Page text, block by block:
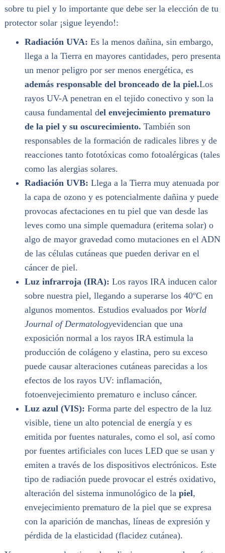
sobre tu piel y lo importante que debe ser la elección de tu
protector solar ¡sigue leyendo!:
Radiación UVA: Es la menos dañina, sin embargo,
llega a la Tierra en mayores cantidades, pero presenta
un menor peligro por ser menos energética, es
además responsable del bronceado de la piel.Los
rayos UV-A penetran en el tejido conectivo y son la
causa fundamental del envejecimiento prematuro
de la piel y su oscurecimiento. También son
responsables de la formación de radicales libres y de
reacciones tanto fototóxicas como fotoalérgicas (tales
como las alergias solares.
Radiación UVB: Llega a la Tierra muy atenuada por
la capa de ozono y es potencialmente dañina y puede
provocas afectaciones en tu piel que van desde las
leves como una simple quemadura (eritema solar) o
algo de mayor gravedad como mutaciones en el ADN
de las células cutáneas que pueden derivar en el
cáncer de piel.
Luz infrarroja (IRA): Los rayos IRA inducen calor
sobre nuestra piel, llegando a superarse los 40ºC en
algunos momentos. Estudios evaluados por World
Journal of Dermatologyevidencian que una
exposición normal a los rayos IRA estimula la
producción de colágeno y elastina, pero su exceso
puede causar alteraciones cutáneas parecidas a los
efectos de los rayos UV: inflamación,
fotoenvejecimiento prematuro e incluso cáncer.
Luz azul (VIS): Forma parte del espectro de la luz
visible, tiene un alto potencial de energía y es
emitida por fuentes naturales, como el sol, así como
por fuentes artificiales con luces LED que se usan y
emiten a través de los dispositivos electrónicos. Este
tipo de radiación puede provocar el estrés oxidativo,
alteración del sistema inmunológico de la piel,
envejecimiento prematuro de la piel que se expresa
con la aparición de manchas, líneas de expresión y
pérdida de la elasticidad (flacidez cutánea).